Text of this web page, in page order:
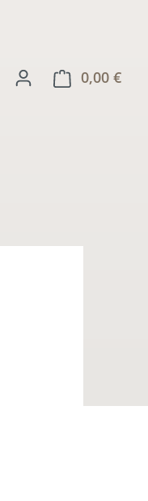
0,00 €